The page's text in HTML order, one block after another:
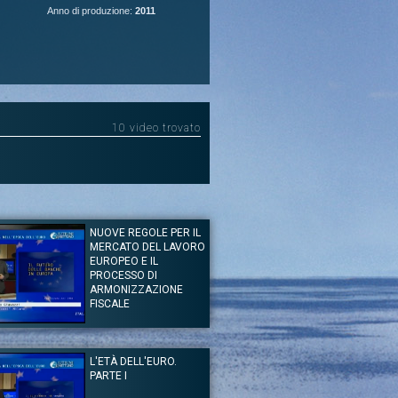
Anno di produzione: 2011
10 video trovato
NUOVE REGOLE PER IL
MERCATO DEL LAVORO
EUROPEO E IL
PROCESSO DI
ARMONIZZAZIONE
FISCALE
Francesco Giavazzi
e Europa nell'epoca dell'Euro
della lezione del Prof. Francesco Giavazzi è il futuro
delle istituzioni finanziarie in Europa.
|Francesco Giavazzi
L'ETÀ DELL'EURO.
PARTE I